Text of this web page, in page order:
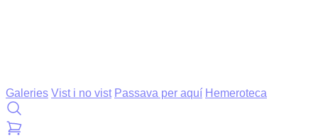
Galeries Vist i no vist Passava per aquí Hemeroteca